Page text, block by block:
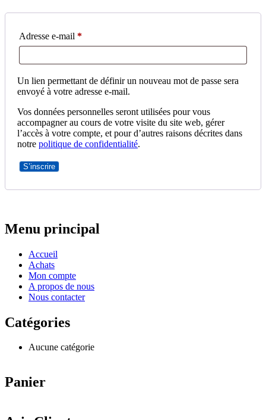
Adresse e-mail *Obligatoire
Un lien permettant de définir un nouveau mot de passe sera
envoyé à votre adresse e-mail.
Vos données personnelles seront utilisées pour vous
accompagner au cours de votre visite du site web, gérer
l’accès à votre compte, et pour d’autres raisons décrites dans
notre politique de confidentialité.
S’inscrire
Menu principal
Accueil
Achats
Mon compte
A propos de nous
Nous contacter
Catégories
Aucune catégorie
Panier